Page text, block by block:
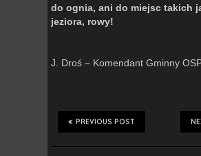
do ognia, ani do miejsc takich
jeziora, rowy!
J. Droś – Komendant Gminny
PREVIOUS POST